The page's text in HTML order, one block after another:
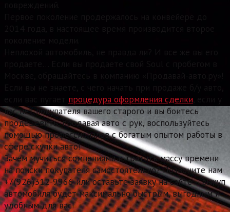
процедура оформления сделки
вас нет покупателя вашего старого и вы боитесь
продешевить, продавая авто с рук, воспользуйтесь
помощью профессионалов с богатым опытом работы в
сфере скупки авто!
Зачем мучиться сомнениями и тратить массу времени
на поиски покупателя самостоятельно? Позвоните нам
+7(926)312-9966 или оставьте заявку на сайте – выкуп
автомобиля будет максимально быстрым, выгодным и
удобным для вас!